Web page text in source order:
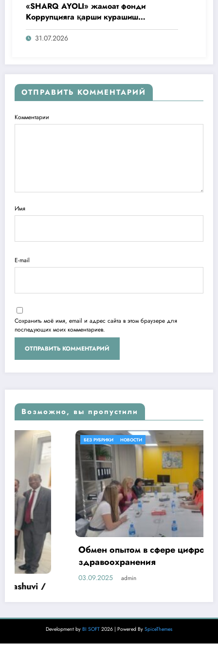
«SHARQ AYOLI» жамоат фонди
Коррупцияга қарши курашиш
агентлигидаги жамоат эшитувида
ташаббусларини тақдим этди
31.07.2026
ОТПРАВИТЬ КОММЕНТАРИЙ
Комментарии
Имя
E-mail
Сохранить моё имя, email и адрес сайта в этом браузере для
последующих моих комментариев.
Возможно, вы пропустили
БЕЗ РУБРИКИ НОВОСТИ
Обмен опытом в сфере цифровизации
здравоохранения
admin
Development by BI SOFT 2026 | Powered By SpiceThemes